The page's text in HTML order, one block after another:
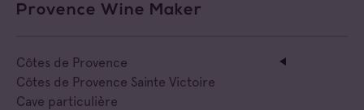
Provence Wine Maker
Côtes de Provence
Côtes de Provence Sainte Victoire
Cave particulière